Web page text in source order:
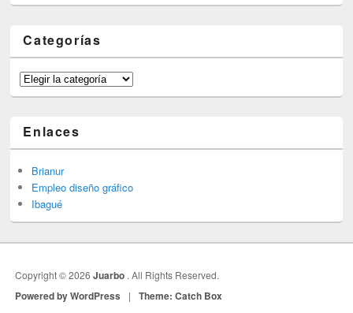
Categorías
Categorías
Enlaces
Brianur
Empleo diseño gráfico
Ibagué
Copyright © 2026Juarbo . All Rights Reserved.
Powered by WordPress | Theme: Catch Box